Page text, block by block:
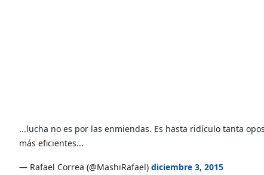
...lucha no es por las enmiendas. Es hasta ridículo tanta
más eficientes...
— Rafael Correa (@MashiRafael) diciembre 3, 2015